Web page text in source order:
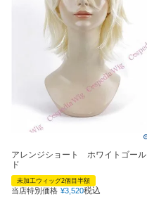
アレンジショート ホワイトゴール
ド
未加工ウィッグ2個目半額
当店特別価格 ¥3,520税込